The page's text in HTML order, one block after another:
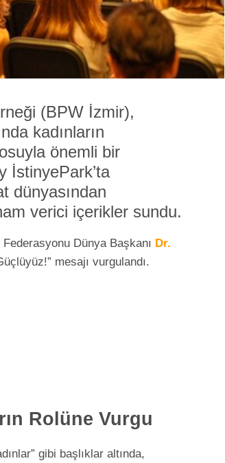
(BPW İzmir),
kadınların
önemli bir
İstinyePark’ta
dünyasından
verici içerikler sundu.
Dünya Başkanı Dr.
mesajı vurgulandı.
Rolüne Vurgu
gibi başlıklar altında,